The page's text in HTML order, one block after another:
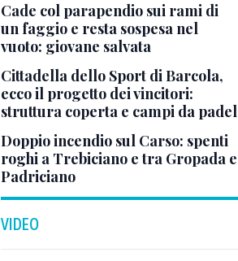
Cade col parapendio sui rami di
un faggio e resta sospesa nel
vuoto: giovane salvata
Cittadella dello Sport di Barcola,
ecco il progetto dei vincitori:
struttura coperta e campi da padel
Doppio incendio sul Carso: spenti
roghi a Trebiciano e tra Gropada e
Padriciano
VIDEO